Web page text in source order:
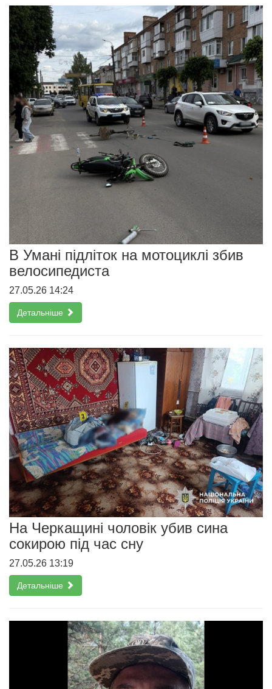
В Умані підліток на мотоциклі збив
велосипедиста
27.05.26 14:24
Детальніше
На Черкащині чоловік убив сина
сокирою під час сну
27.05.26 13:19
Детальніше